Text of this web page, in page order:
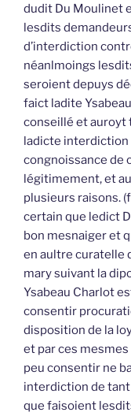
dudit Du Moulinet
lesdits
d’interdiction
néanlmoings
seroient depuys
faict ladite
conseillé et auroyt
ladicte interdiction
congnoissance de
légitimement, et
plusieurs raisons.
certain que ledict
bon mesnaiger et
en aultre curatelle
mary suivant la
Ysabeau Charlot
consentir
disposition de la
et par ces
peu consentir ne
interdiction de tant
que faisoient